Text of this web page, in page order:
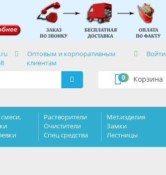
Оптовым и корпоративным
клиентам
Войти
Корзина
0
Растворители
Очистители
Спец средства
Мет.изделия
Замки
Лестницы